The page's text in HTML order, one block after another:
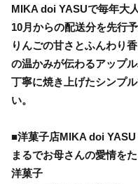
MIKA doi YASUで毎年大
10月からの配送分を先行
りんごの甘さとふんわり
の温かみが伝わるアップル
丁寧に焼き上げたシンプ
い。
■洋菓子店MIKA doi YASU
まるでお母さんの愛情を
洋菓子